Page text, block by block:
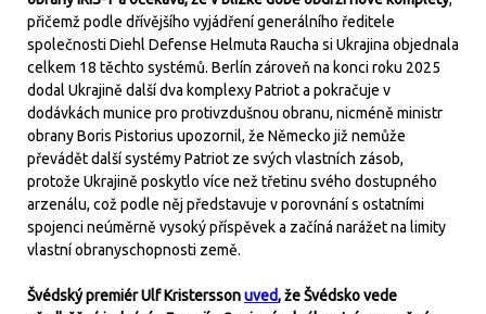
přičemž podle dřívějšího vyjádření generálního ředitele
společnosti Diehl Defense Helmuta Raucha si Ukrajina objednala
celkem 18 těchto systémů. Berlín zároveň na konci roku 2025
dodal Ukrajině další dva komplexy Patriot a pokračuje v
dodávkách munice pro protivzdušnou obranu, nicméně ministr
obrany Boris Pistorius upozornil, že Německo již nemůže
převádět další systémy Patriot ze svých vlastních zásob,
protože Ukrajině poskytlo více než třetinu svého dostupného
arzenálu, což podle něj představuje v porovnání s ostatními
spojenci neúměrně vysoký příspěvek a začíná narážet na limity
vlastní obranyschopnosti země.
Švédský premiér Ulf Kristerssonuved, že Švédsko vede